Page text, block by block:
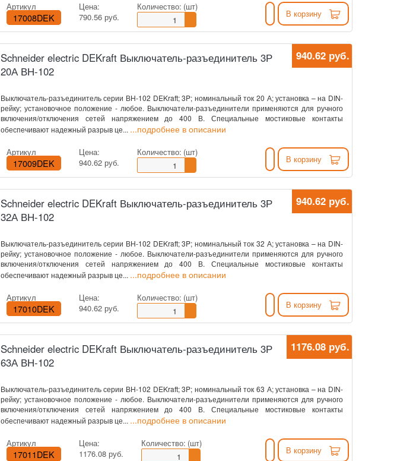
Артикул
17008DEK
Цена:
790.56 руб.
Количество: (шт)
В корзину
940.62 руб.
Schneider electric DEKraft Выключатель-разъединитель 3Р
20А ВН-102
Выключатель-разъединитель серии ВН-102 DEKraft; 3P; номинальный ток 20 А; установка – на DIN-
рейку; установочное положение - любое. Выключатели-разъединители применяются для ручного
включения/отключения сетей напряжением до 400 В. Специальные мостиковые контакты
обеспечивают надежный разрыв це... ...подробнее в описании
Артикул
17009DEK
Цена:
940.62 руб.
Количество: (шт)
В корзину
940.62 руб.
Schneider electric DEKraft Выключатель-разъединитель 3Р
32А ВН-102
Выключатель-разъединитель серии ВН-102 DEKraft; 3P; номинальный ток 32 А; установка – на DIN-
рейку; установочное положение - любое. Выключатели-разъединители применяются для ручного
включения/отключения сетей напряжением до 400 В. Специальные мостиковые контакты
обеспечивают надежный разрыв це... ...подробнее в описании
Артикул
17010DEK
Цена:
940.62 руб.
Количество: (шт)
В корзину
1176.08 руб.
Schneider electric DEKraft Выключатель-разъединитель 3Р
63А ВН-102
Выключатель-разъединитель серии ВН-102 DEKraft; 3P; номинальный ток 63 А; установка – на DIN-
рейку; установочное положение - любое. Выключатели-разъединители применяются для ручного
включения/отключения сетей напряжением до 400 В. Специальные мостиковые контакты
обеспечивают надежный разрыв це... ...подробнее в описании
Артикул
17011DEK
Цена:
1176.08 руб.
Количество: (шт)
В корзину